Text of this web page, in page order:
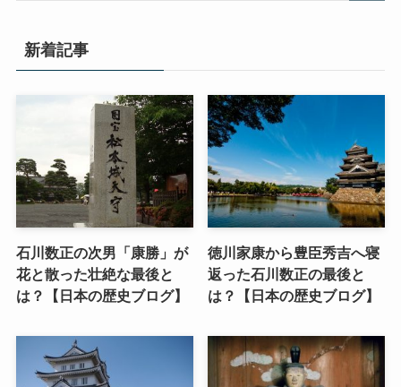
新着記事
石川数正の次男「康勝」が
花と散った壮絶な最後と
は？【日本の歴史ブログ】
徳川家康から豊臣秀吉へ寝
返った石川数正の最後と
は？【日本の歴史ブログ】